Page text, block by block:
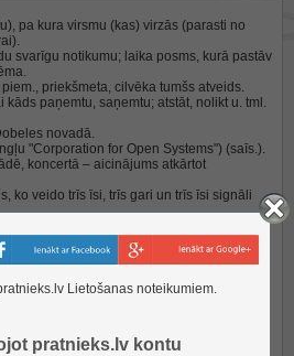
pa kura virsmu (kas) virzās (parasti no
svarīgu notikumu; laika posms, kurā pastāv
priekšmeta, cilvēka tumšs atveids.
paņemtu, saņemtu; atstāt, nolikt u. tml.
novadā.
"Corporation for Open Systems") (saīs.).
koncertā – aicinājums atkārtot
ko veido trīs īsi, trīs gari un trīs īsi signāli
Zemes virsmas vai tās daļas
lapām, kurām ir raupja
(Dienvidamerikā) [Rhea americana].
ar garu, taisnu knābi un īsu asti
Lietošanas noteikumiem.
pratnieks.lv kontu